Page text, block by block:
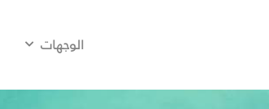
الوجهات